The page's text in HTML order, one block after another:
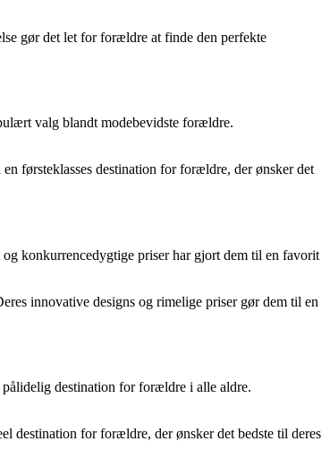
gør det let for forældre at finde den perfekte
valg blandt modebevidste forældre.
førsteklasses destination for forældre, der ønsker det
konkurrencedygtige priser har gjort dem til en favorit
innovative designs og rimelige priser gør dem til en
destination for forældre i alle aldre.
destination for forældre, der ønsker det bedste til deres